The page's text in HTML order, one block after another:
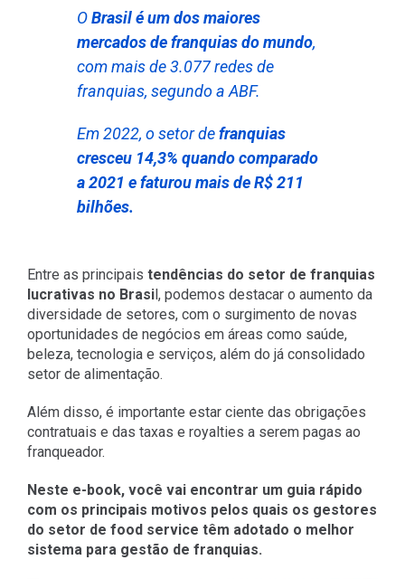
OBrasil é um dos maiores
mercados de franquias do mundo,
com mais de 3.077 redes de
franquias, segundo a ABF.
Em 2022, o setor defranquias
cresceu 14,3% quando comparado
a 2021 e faturou mais de R$ 211
bilhões.
Entre as principais tendências do setor de franquias
lucrativas no Brasil, podemos destacar o aumento da
diversidade de setores, com o surgimento de novas
oportunidades de negócios em áreas como saúde,
beleza, tecnologia e serviços, além do já consolidado
setor de alimentação.
Além disso, é importante estar ciente das obrigações
contratuais e das taxas e royalties a serem pagas ao
franqueador.
Neste e-book, você vai encontrar um guia rápido
com os principais motivos pelos quais os gestores
do setor de food service têm adotado o melhor
sistema para gestão de franquias.